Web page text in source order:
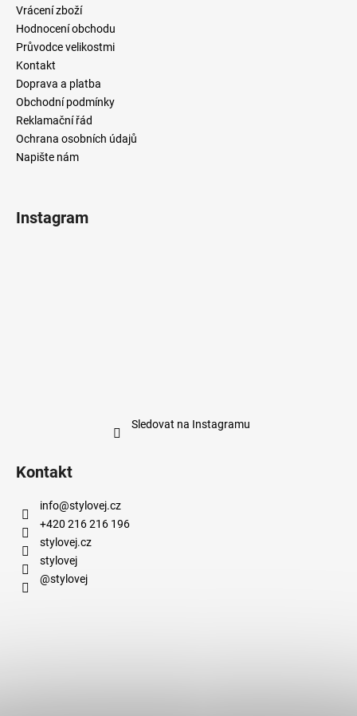
Vrácení zboží
Hodnocení obchodu
Průvodce velikostmi
Kontakt
Doprava a platba
Obchodní podmínky
Reklamační řád
Ochrana osobních údajů
Napište nám
Instagram
Sledovat na Instagramu
Kontakt
info@stylovej.cz
+420 216 216 196
stylovej.cz
stylovej
@stylovej